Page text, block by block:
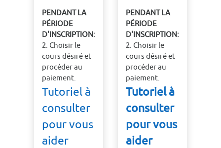
PENDANT LA
PÉRIODE
D'INSCRIPTION:
2. Choisir le
cours désiré et
procéder au
paiement.
Tutoriel à
consulter
pour vous
aider
PENDANT LA
PÉRIODE
D'INSCRIPTION:
2. Choisir le
cours désiré et
procéder au
paiement.
Tutoriel à
consulter
pour vous
aider